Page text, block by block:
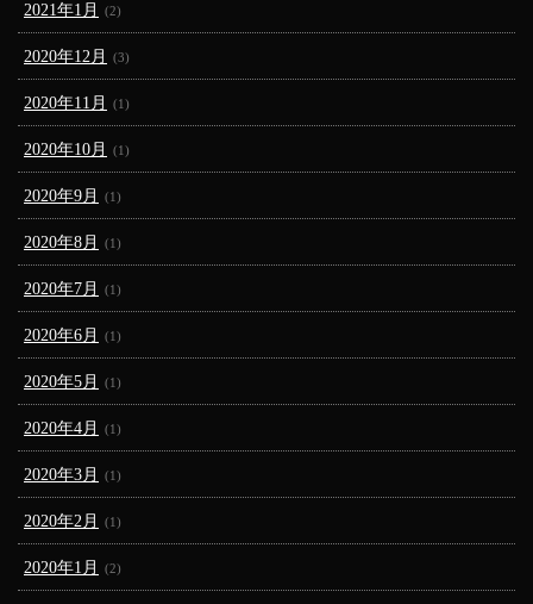
2021年1月 (2)
2020年12月 (3)
2020年11月 (1)
2020年10月 (1)
2020年9月 (1)
2020年8月 (1)
2020年7月 (1)
2020年6月 (1)
2020年5月 (1)
2020年4月 (1)
2020年3月 (1)
2020年2月 (1)
2020年1月 (2)